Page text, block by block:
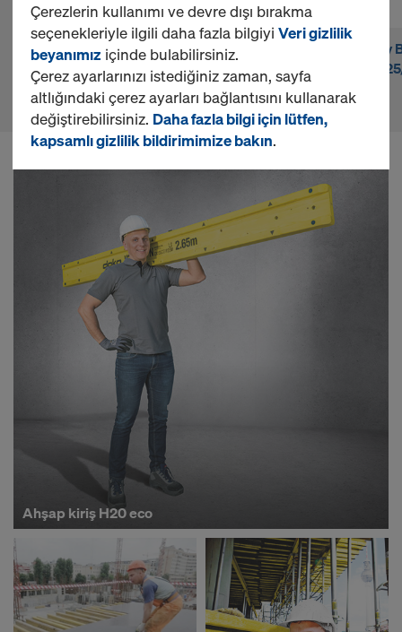
M
a
K
a
Doka ahşap kiriş
H20 eco P
Doka ahşap kiriş
H20 top P
DokaPly
21mm
Ahşap kiriş H20 eco
Çerezlerin kullanımı ve devre dışı bırakma
seçenekleriyle ilgili daha fazla bilgiyi Veri gizlilik
beyanımız içinde bulabilirsiniz.
Çerez ayarlarınızı istediğiniz zaman, sayfa
altlığındaki çerez ayarları bağlantısını kullanarak
değiştirebilirsiniz. Daha fazla bilgi için lütfen,
kapsamlı gizlilik bildirimimize bakın.